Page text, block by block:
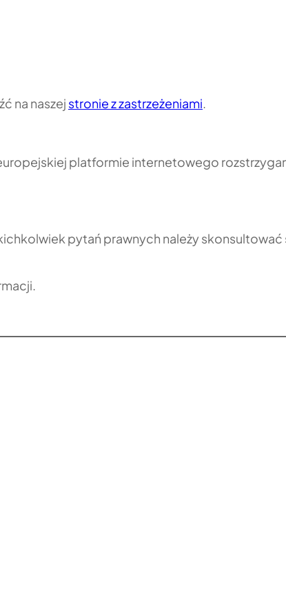
na naszej stronie z zastrzeżeniami
platformie internetowego
pytań prawnych należy skonsultować